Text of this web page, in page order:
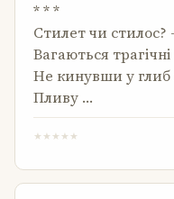
* * *
Стилет чи
Вагаються
Не кинувши у глиб
Пливу …
★ ★ ★ ★ ★